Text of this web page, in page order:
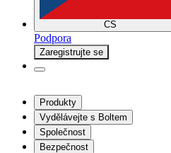
CS
Podpora
Zaregistrujte se
Produkty
Vydělávejte s Boltem
Společnost
Bezpečnost